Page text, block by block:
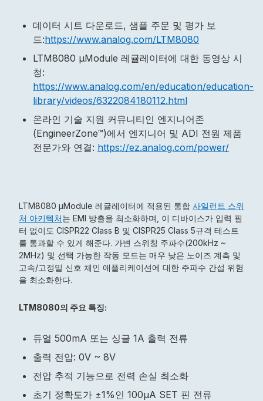
데이터 시트 다운로드, 샘플 주문 및 평가 보
드:https://www.analog.com/LTM8080
LTM8080 μModule 레귤레이터에 대한 동영상 시
청:
https://www.analog.com/en/education/education-
library/videos/6322084180112.html
온라인 기술 지원 커뮤니티인 엔지니어존
(EngineerZone™)에서 엔지니어 및 ADI 전원 제품
전문가와 연결: https://ez.analog.com/power/
LTM8080 µModule 레귤레이터에 적용된 통합 사일런트 스위
처 아키텍처는 EMI 방출을 최소화하며, 이 디바이스가 입력 필
터 없이도 CISPR22 Class B 및 CISPR25 Class 5규격 테스트
를 통과할 수 있게 해준다. 가변 스위칭 주파수(200kHz ~
2MHz) 및 선택 가능한 작동 모드는 매우 낮은 노이즈 계측 및
고속/고정밀 신호 체인 애플리케이션에 대한 주파수 간섭 위험
을 최소화한다.
LTM8080의 주요 특징:
듀얼 500mA 또는 싱글 1A 출력 전류
출력 전압: 0V ~ 8V
전압 추적 기능으로 전력 손실 최소화
초기 정확도가 ±1%인 100μA SET 핀 전류